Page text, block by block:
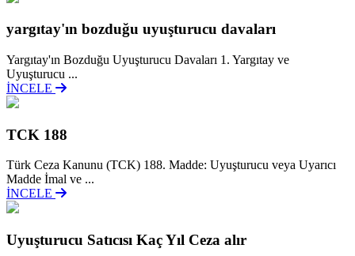
yargıtay'ın bozduğu uyuşturucu davaları
Yargıtay'ın Bozduğu Uyuşturucu Davaları 1. Yargıtay ve
Uyuşturucu ...
İNCELE
TCK 188
Türk Ceza Kanunu (TCK) 188. Madde: Uyuşturucu veya Uyarıcı
Madde İmal ve ...
İNCELE
Uyuşturucu Satıcısı Kaç Yıl Ceza alır